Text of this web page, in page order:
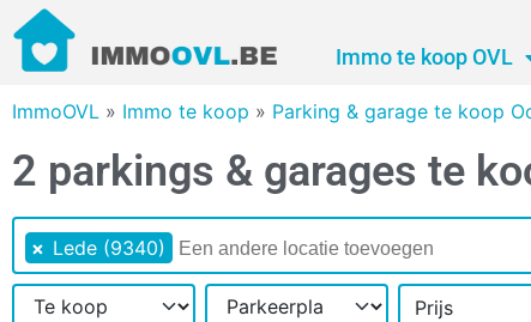
Immo te koop OVL
ImmoOVL » Immo te koop » Parking & garage te koop
2 parkings & garages te
× Lede (9340)
Prijs